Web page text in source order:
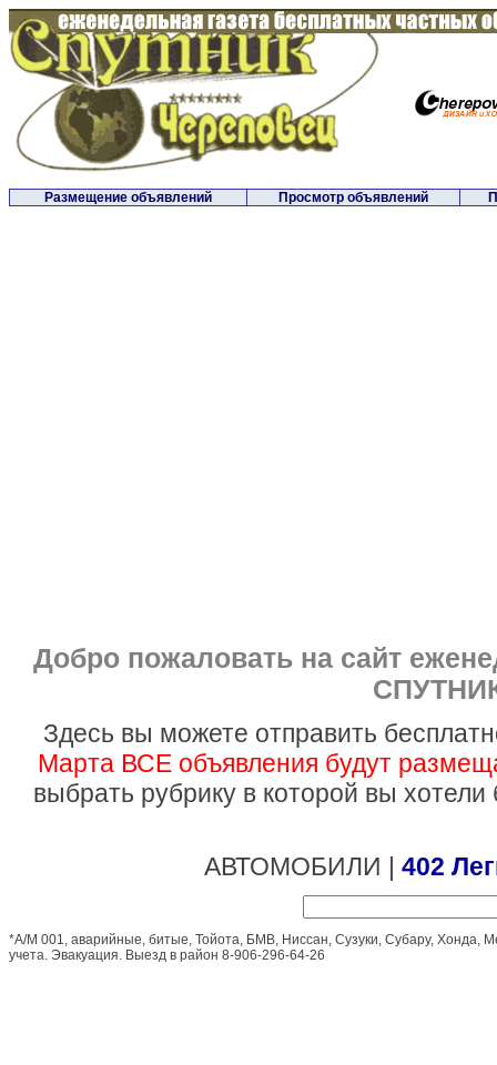
Размещение объявлений Просмотр объявлений
Добро пожаловать на сайт
Здесь вы можете отправить
Марта ВСЕ объявления будут
выбрать рубрику в которой вы
АВТОМОБИЛИ | 402
*А/М 001, аварийные, битые, Тойота, БМВ, Ниссан, Сузуки, Субару, Хонда,
учета. Эвакуация. Выезд в район 8-906-296-64-26